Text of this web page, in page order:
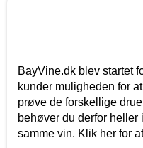
BayVine.dk blev startet
kunder muligheden for
prøve de forskellige
behøver du derfor
samme vin. Klik her for